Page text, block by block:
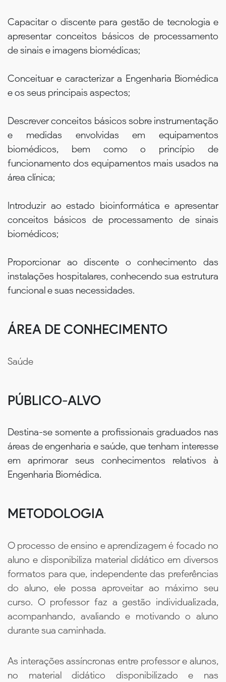
Capacitar o discente para gestão de tecnologia e
apresentar conceitos básicos de processamento
de sinais e imagens biomédicas;
Conceituar e caracterizar a Engenharia Biomédica
e os seus principais aspectos;
Descrever conceitos básicos sobre instrumentação
e medidas envolvidas em equipamentos
biomédicos, bem como o princípio de
funcionamento dos equipamentos mais usados na
área clínica;
Introduzir ao estado bioinformática e apresentar
conceitos básicos de processamento de sinais
biomédicos;
Proporcionar ao discente o conhecimento das
instalações hospitalares, conhecendo sua estrutura
funcional e suas necessidades.
ÁREA DE CONHECIMENTO
Saúde
PÚBLICO-ALVO
Destina-se somente a profissionais graduados nas
áreas de engenharia e saúde, que tenham interesse
em aprimorar seus conhecimentos relativos à
Engenharia Biomédica.
METODOLOGIA
O processo de ensino e aprendizagem é focado no
aluno e disponibiliza material didático em diversos
formatos para que, independente das preferências
do aluno, ele possa aproveitar ao máximo seu
curso. O professor faz a gestão individualizada,
acompanhando, avaliando e motivando o aluno
durante sua caminhada.
As interações assíncronas entre professor e alunos,
no material didático disponibilizado e nas